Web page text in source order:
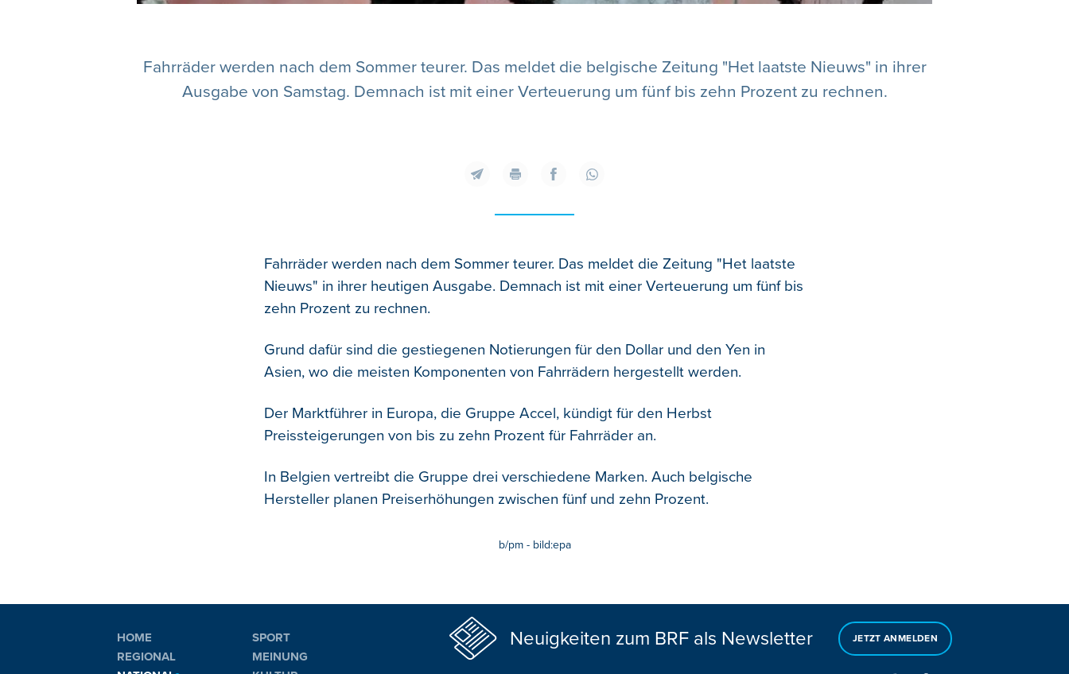
Fahrräder werden nach dem Sommer teurer. Das meldet die belgische Zeitung "Het laatste Nieuws" in ihrer
Ausgabe von Samstag. Demnach ist mit einer Verteuerung um fünf bis zehn Prozent zu rechnen.
Fahrräder werden nach dem Sommer teurer. Das meldet die Zeitung "Het laatste
Nieuws" in ihrer heutigen Ausgabe. Demnach ist mit einer Verteuerung um fünf bis
zehn Prozent zu rechnen.
Grund dafür sind die gestiegenen Notierungen für den Dollar und den Yen in
Asien, wo die meisten Komponenten von Fahrrädern hergestellt werden.
Der Marktführer in Europa, die Gruppe Accel, kündigt für den Herbst
Preissteigerungen von bis zu zehn Prozent für Fahrräder an.
In Belgien vertreibt die Gruppe drei verschiedene Marken. Auch belgische
Hersteller planen Preiserhöhungen zwischen fünf und zehn Prozent.
b/pm - bild:epa
HOME
REGIONAL
SPORT
MEINUNG
Neuigkeiten zum BRF als Newsletter JETZT ANMELDEN